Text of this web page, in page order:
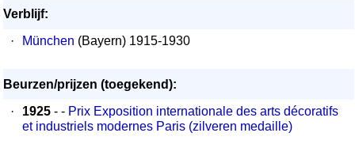
Verblijf:
·
München (Bayern) 1915-1930
Beurzen/prijzen (toegekend):
·
1925 - - Prix Exposition internationale des arts décoratifs
et industriels modernes Paris (zilveren medaille)